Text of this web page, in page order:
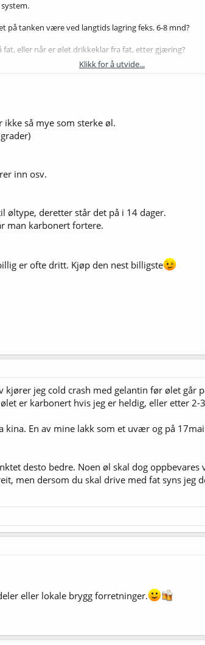
på tanken være ved langtids lagring feks. 6-8 mnd?
eller når er ølet drikkeklar fra fat, etter gjæring?
fra ebay? har du noen å anbefalinger ?
det "gjæring i romtemperatur 14 dager så kaldt" må
Klikk for å utvide...
så mye som sterke øl.
inn osv.
øltype, deretter står det på i 14 dager.
man karbonert fortere.
er ofte dritt. Kjøp den nest billigste
kjører jeg cold crash med gelantin før ølet
er karbonert hvis jeg er heldig, eller etter
En av mine lakk som et uvær og på
desto bedre. Noen øl skal dog
men dersom du skal drive med fat syns jeg
eller lokale brygg forretninger.